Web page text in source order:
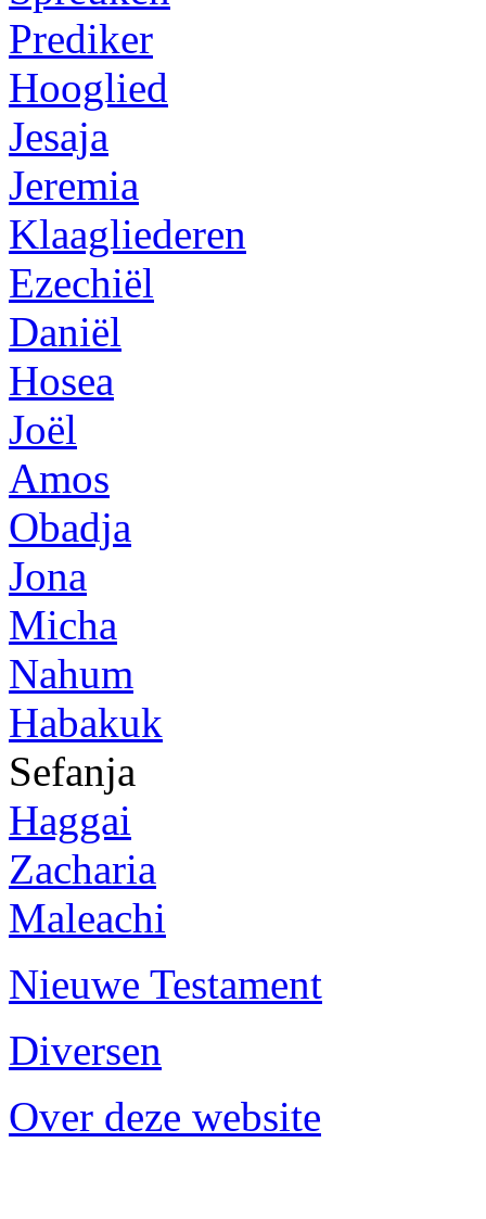
Prediker
Hooglied
Jesaja
Jeremia
Klaagliederen
Ezechiël
Daniël
Hosea
Joël
Amos
Obadja
Jona
Micha
Nahum
Habakuk
Sefanja
Haggai
Zacharia
Maleachi
Nieuwe Testament
Diversen
Over deze website